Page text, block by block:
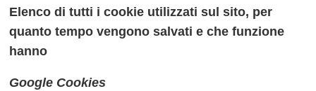
Elenco di tutti i cookie utilizzati sul sito, per
quanto tempo vengono salvati e che funzione
hanno
Google Cookies